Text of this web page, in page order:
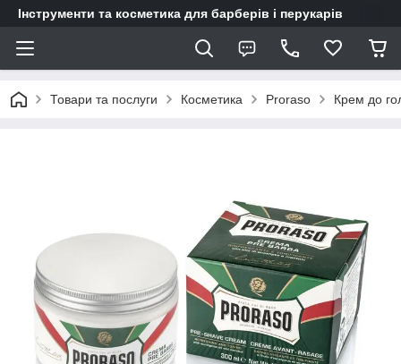
Інструменти та косметика для барберів і перукарів
Товари та послуги Косметика Proraso Крем до